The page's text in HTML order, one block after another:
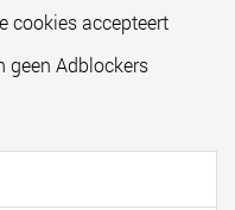
cookies accepteert
geen Adblockers